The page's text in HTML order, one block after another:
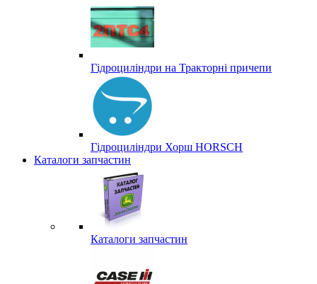
Гідроциліндри на Тракторні причепи
Гідроциліндри Хорш HORSCH
Каталоги запчастин
Каталоги запчастин